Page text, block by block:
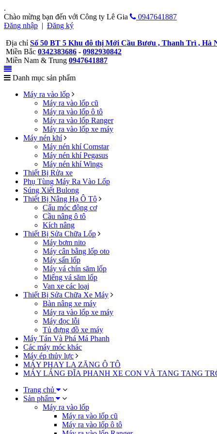
.
Chào mừng bạn đến với Công ty Lê Gia
0947641887
Đăng nhập | Đăng ký
Địa chỉ Số 50 BT 5 Khu đô thị Mới Cầu Bươu , Thanh Trì , Hà
Miền Bắc 0342383686 - 0982930842
Miền Nam & Trung 0947641887
Danh mục sản phẩm
Máy ra vào lốp
Máy ra vào lốp cũ
Máy ra vào lốp ô tô
Máy ra vào lốp Ranger
Máy ra vào lốp xe máy
Máy nén khí
Máy nén khí Comstar
Máy nén khí Pegasus
Máy nén khí Wings
Thiết Bị Rửa xe
Phụ Tùng Máy Ra Vào Lốp
Súng Xiết Bulong
Thiết Bị Nâng Hạ Ô Tô
Cẩu móc động cơ
Cầu nâng ô tô
Kích nâng
Thiết Bị Sửa Chữa Lốp
Máy bơm nito
Máy cân bằng lốp oto
Máy sấn lốp
Máy vá chín săm lốp
Miếng vá săm lốp
Van xe các loại
Thiết Bị Sửa Chữa Xe Máy
Bàn nâng xe máy
Máy ra vào lốp xe máy
Máy đọc lỗi
Tủ đựng đồ xe máy
Máy Tán Và Phá Má Phanh
Các máy móc khác
Máy ép thủy lực
MÁY PHAY LA ZĂNG Ô TÔ
MÁY LÁNG ĐĨA PHANH XE CON VÀ TANG TANG
Trang chủ
Sản phẩm
Máy ra vào lốp
Máy ra vào lốp cũ
Máy ra vào lốp ô tô